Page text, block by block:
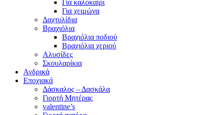
Για καλοκαίρι
Για χειμώνα
Δαχτυλίδια
Βραχιόλια
Βραχιόλια ποδιού
Βραχιόλια χεριού
Αλυσίδες
Σκουλαρίκια
Ανδρικά
Εποχιακά
Δάσκαλος – Δασκάλα
Γιορτή Μητέρας
valentine’s